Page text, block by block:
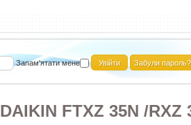
Запам'ятати мене Забули пароль?
DAIKIN FTXZ 35N /